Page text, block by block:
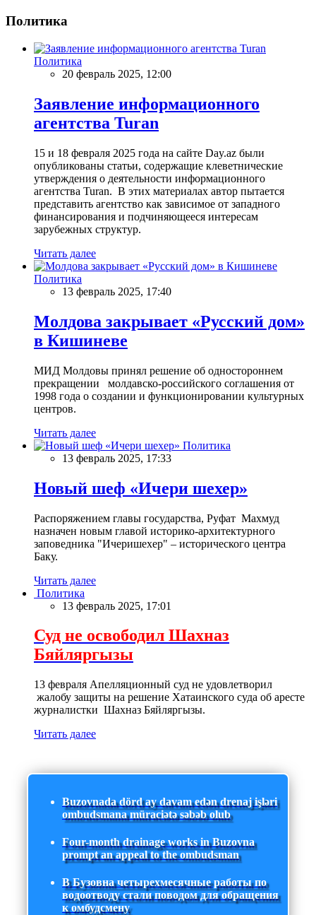
Политика
Политика
20 февраль 2025, 12:00
Заявление информационного
агентства Turan
15 и 18 февраля 2025 года на сайте Day.az были
опубликованы статьи, содержащие клеветнические
утверждения о деятельности информационного
агентства Turan. В этих материалах автор пытается
представить агентство как зависимое от западного
финансирования и подчиняющееся интересам
зарубежных структур.
Читать далее
Политика
13 февраль 2025, 17:40
Молдова закрывает «Русский дом»
в Кишиневе
МИД Молдовы принял решение об одностороннем
прекращении молдавско-российского соглашения от
1998 года о создании и функционировании культурных
центров.
Читать далее
Политика
13 февраль 2025, 17:33
Новый шеф «Ичери шехер»
Распоряжением главы государства, Руфат Махмуд
назначен новым главой историко-архитектурного
заповедника "Ичеришехер" – исторического центра
Баку.
Читать далее
Политика
13 февраль 2025, 17:01
Суд не освободил Шахназ
Бяйляргызы
13 февраля Апелляционный суд не удовлетворил
жалобу защиты на решение Хатаинского суда об аресте
журналистки Шахназ Бяйляргызы.
Читать далее
Buzovnada dörd ay davam edən drenaj işləri
ombudsmana müraciətə səbəb olub
Four-month drainage works in Buzovna
prompt an appeal to the ombudsman
В Бузовна четырехмесячные работы по
водоотводу стали поводом для обращения
к омбудсмену